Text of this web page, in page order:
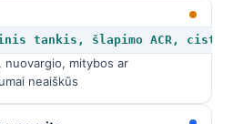
tankis, šlapimo ACR,
nuovargio, mitybos ar
neaiškūs